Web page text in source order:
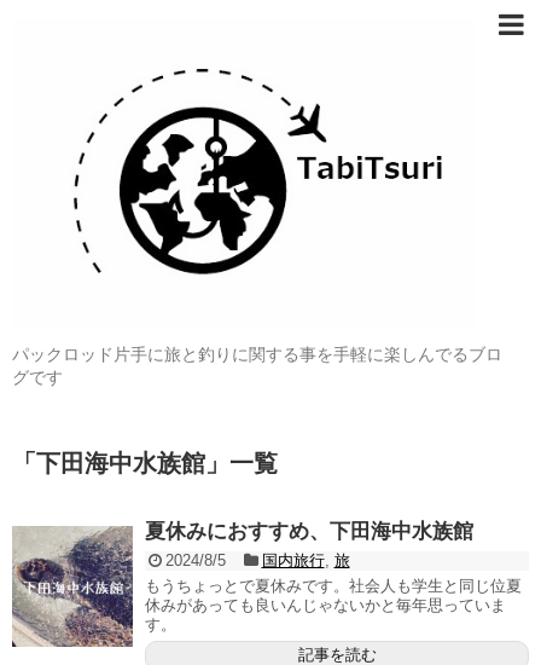
パックロッド片手に旅と釣りに関する事を手軽に楽しんでるブロ
グです
「 下田海中水族館 」 一覧
夏休みにおすすめ、下田海中水族館
2024/8/5 国内旅行, 旅
もうちょっとで夏休みです。社会人も学生と同じ位夏
休みがあっても良いんじゃないかと毎年思っていま
す。
記事を読む